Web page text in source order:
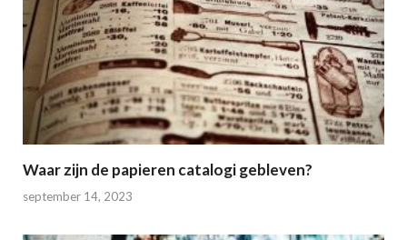
Waar zijn de papieren catalogi gebleven?
september 14, 2023